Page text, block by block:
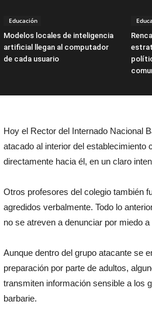
Educación
Modelos locales de inteligencia
artificial llegan al computador
de cada usuario
Hoy el Rector del Internado Nacional
atacado al interior del establecimiento
directamente hacia él, en un claro
Otros profesores del colegio también
agredidos verbalmente. Todo lo
no se atreven a denunciar por miedo
Aunque dentro del grupo atacante se
preparación por parte de adultos,
transmiten información sensible a los
barbarie.